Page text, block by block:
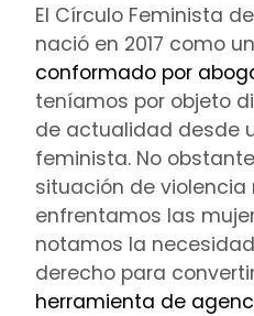
El Círculo Feminista
nació en 2017 como
conformado por
teníamos por objeto
de actualidad desde
feminista. No
situación de
enfrentamos las
notamos la
derecho para
herramienta de